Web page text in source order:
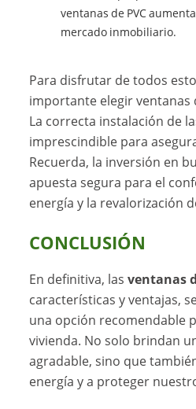
ventanas de PVC
mercado inmobiliario.
Para disfrutar de todos
importante elegir ventanas
La correcta instalación de
imprescindible para
Recuerda, la inversión en
apuesta segura para el
energía y la revalorización
CONCLUSIÓN
En definitiva, lasventanas
características y ventajas,
una opción recomendable
vivienda. No solo brindan
agradable, sino que
energía y a proteger